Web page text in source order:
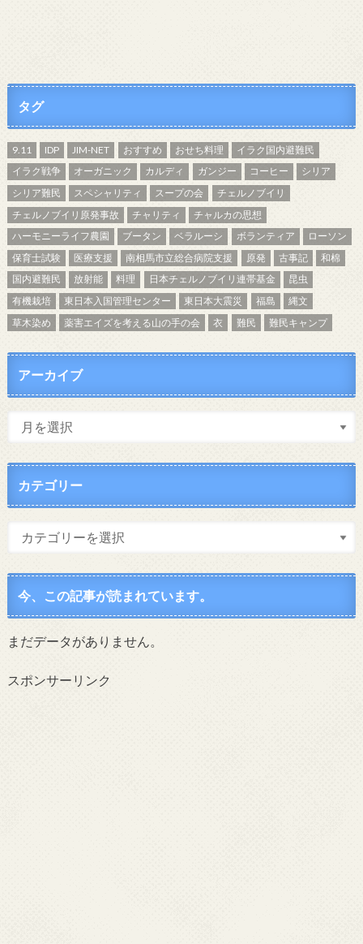
タグ
9.11 IDP JIM-NET おすすめ おせち料理
イラク国内避難民
イラク戦争
オーガニック カルディ ガンジー コーヒー
シリア
シリア難民
スペシャリティ スープの会
チェルノブイリ
チェルノブイリ原発事故
チャリティ
チャルカの思想
ハーモニーライフ農園
ブータン ベラルーシ ボランティア
ローソン
保育士試験
医療支援 南相馬市立総合病院支援 原発 古事記
和棉
国内避難民
放射能 料理 日本チェルノブイリ連帯基金
昆虫
有機栽培
東日本入国管理センター 東日本大震災 福島
縄文
草木染め
薬害エイズを考える山の手の会 衣 難民 難民キャンプ
アーカイブ
カテゴリー
今、この記事が読まれています。
まだデータがありません。
スポンサーリンク